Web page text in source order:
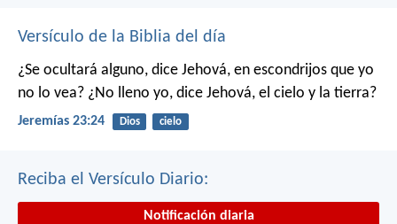
Versículo de la Biblia del día
¿Se ocultará alguno, dice Jehová, en escondrijos que yo
no lo vea? ¿No lleno yo, dice Jehová, el cielo y la tierra?
Jeremías 23:24 Dios cielo
Reciba el Versículo Diario:
Notificación diaria